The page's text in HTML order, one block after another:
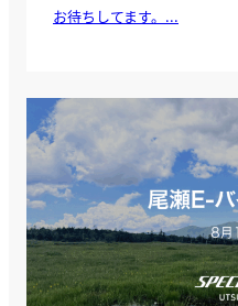
お待ちしてます。...